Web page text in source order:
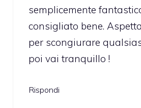
semplicemente
consigliato bene.
per scongiurare
poi vai tranquillo !
Rispondi